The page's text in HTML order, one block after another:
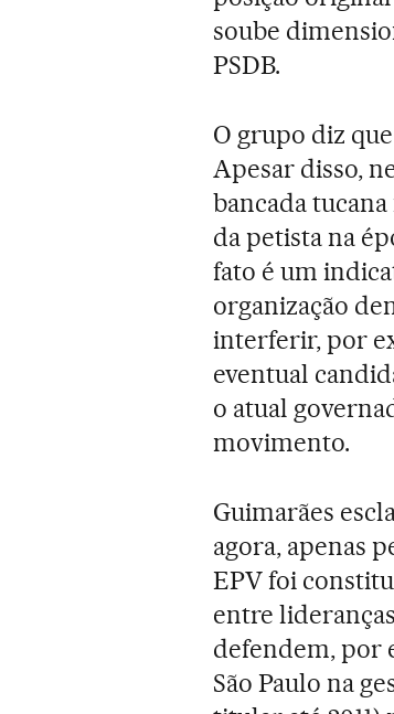
soube
PSDB.
O grupo diz
Apesar disso,
bancada
da petista na
fato é um
organização
interferir, por
eventual
o atual
movimento.
Guimarães
agora, apenas
EPV foi
entre
defendem, por
São Paulo na